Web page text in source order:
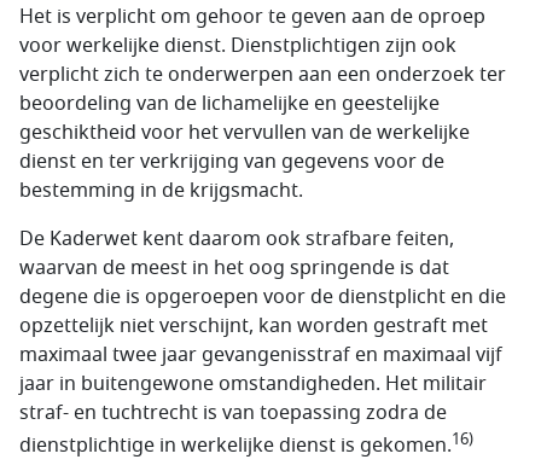
Het is verplicht om gehoor te geven aan de oproep
voor werkelijke dienst. Dienstplichtigen zijn ook
verplicht zich te onderwerpen aan een onderzoek ter
beoordeling van de lichamelijke en geestelijke
geschiktheid voor het vervullen van de werkelijke
dienst en ter verkrijging van gegevens voor de
bestemming in de krijgsmacht.
De Kaderwet kent daarom ook strafbare feiten,
waarvan de meest in het oog springende is dat
degene die is opgeroepen voor de dienstplicht en die
opzettelijk niet verschijnt, kan worden gestraft met
maximaal twee jaar gevangenisstraf en maximaal vijf
jaar in buitengewone omstandigheden. Het militair
straf- en tuchtrecht is van toepassing zodra de
dienstplichtige in werkelijke dienst is gekomen.16)